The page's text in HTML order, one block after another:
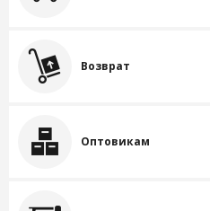
Возврат
Оптовикам